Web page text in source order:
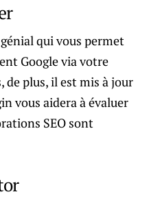
qui vous permet
Google via votre
de plus, il est mis à jour
vous aidera à évaluer
SEO sont